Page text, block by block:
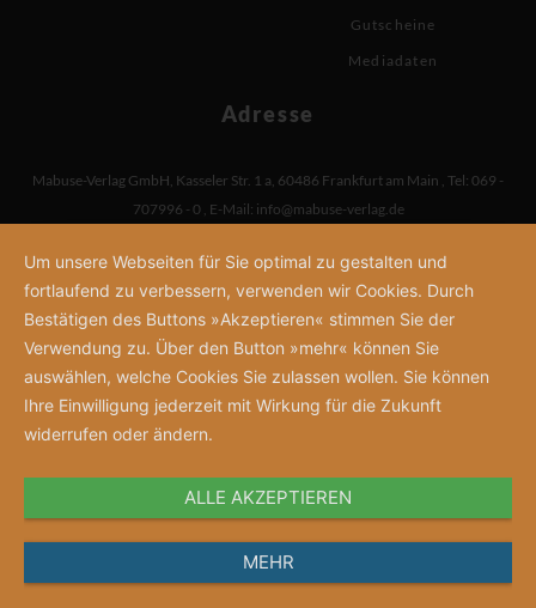
Gutscheine
Mediadaten
Adresse
Mabuse-Verlag GmbH, Kasseler Str. 1 a, 60486 Frankfurt am Main , Tel: 069 -
707996 - 0 , E-Mail: info@mabuse-verlag.de
Um unsere Webseiten für Sie optimal zu gestalten und
fortlaufend zu verbessern, verwenden wir Cookies. Durch
Bestätigen des Buttons »Akzeptieren« stimmen Sie der
Verwendung zu. Über den Button »mehr« können Sie
auswählen, welche Cookies Sie zulassen wollen. Sie können
Ihre Einwilligung jederzeit mit Wirkung für die Zukunft
widerrufen oder ändern.
ALLE AKZEPTIEREN
MEHR